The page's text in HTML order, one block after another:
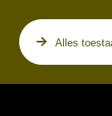
Alles